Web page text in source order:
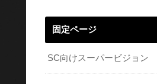
固定ページ
SC向けスーパービジョン